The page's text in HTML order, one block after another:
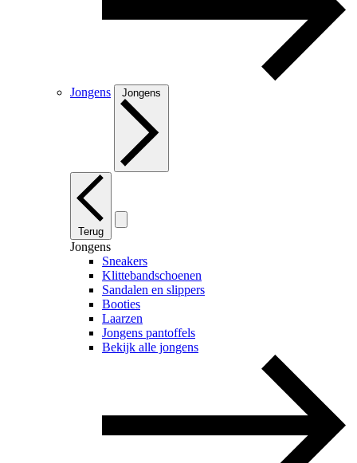
Jongens Jongens
Terug
Jongens
Sneakers
Klittebandschoenen
Sandalen en slippers
Booties
Laarzen
Jongens pantoffels
Bekijk alle jongens